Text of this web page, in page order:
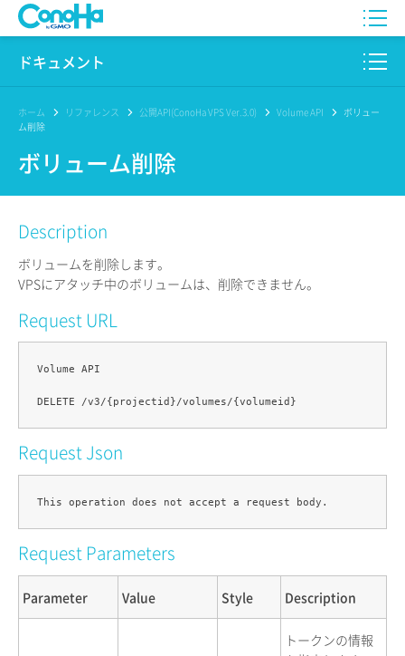
WING
Pencil
サービス一覧
サポート
ドキュメント
このサイトについて
プロダクト
リファレンス
リリースノート
ホーム リファレンス 公開API(ConoHa VPS Ver.3.0) Volume API
ボリュー
ム削除
ボリューム削除
Description
ボリュームを削除します。
VPSにアタッチ中のボリュームは、削除できません。
Request URL
Volume API
Request Json
Request Parameters
Parameter Value Style Description
トークンの情報